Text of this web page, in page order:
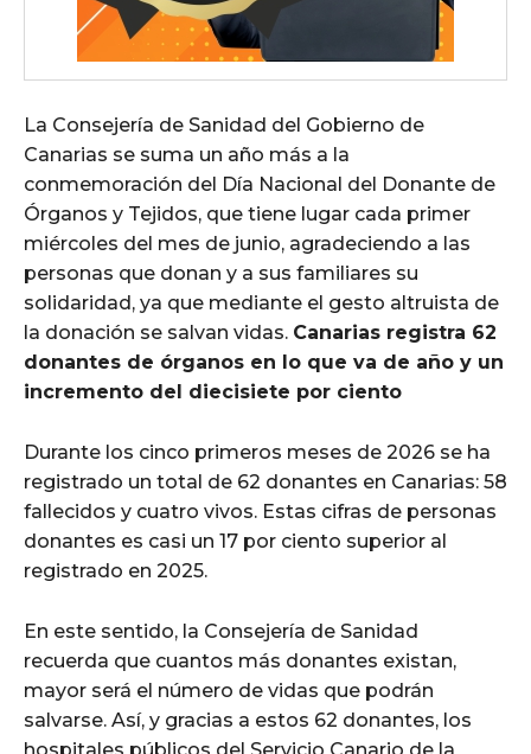
La Consejería de Sanidad del Gobierno de
Canarias se suma un año más a la
conmemoración del Día Nacional del Donante de
Órganos y Tejidos, que tiene lugar cada primer
miércoles del mes de junio, agradeciendo a las
personas que donan y a sus familiares su
solidaridad, ya que mediante el gesto altruista de
la donación se salvan vidas. Canarias registra 62
donantes de órganos en lo que va de año y un
incremento del diecisiete por ciento
Durante los cinco primeros meses de 2026 se ha
registrado un total de 62 donantes en Canarias: 58
fallecidos y cuatro vivos. Estas cifras de personas
donantes es casi un 17 por ciento superior al
registrado en 2025.
En este sentido, la Consejería de Sanidad
recuerda que cuantos más donantes existan,
mayor será el número de vidas que podrán
salvarse. Así, y gracias a estos 62 donantes, los